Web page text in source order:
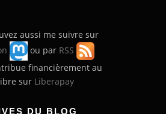
aussi me suivre sur
ou par RSS
financièrement au
sur Liberapay
DU BLOG